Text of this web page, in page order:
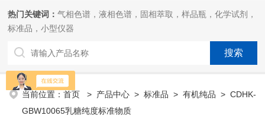
热门关键词：气相色谱，液相色谱，固相萃取，样品瓶，化学试剂，
标准品，小型仪器
当前位置：首页 > 产品中心 >标准品 >有机纯品 > CDHK-
GBW10065乳糖纯度标准物质